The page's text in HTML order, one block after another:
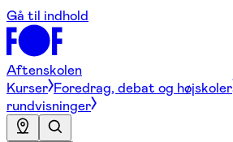
Gå til indhold
Aftenskolen
Kurser Foredrag, debat og højskoler
rundvisninger